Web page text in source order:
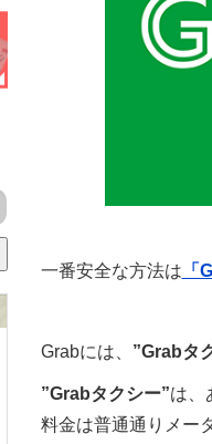
一番安全な方法は 「
Grabには、 ”Grabタ
”Grabタクシー”は、
料金は普通通りメー